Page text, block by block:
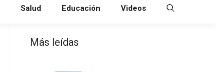
Salud Educación Videos
Más leídas